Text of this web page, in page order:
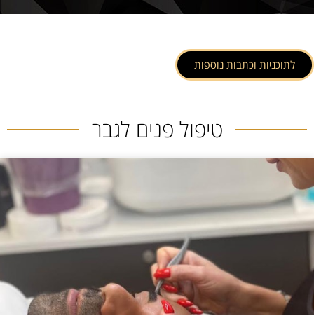
לתוכניות וכתבות נוספות
טיפול פנים לגבר